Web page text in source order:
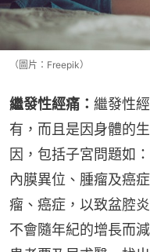
（圖片：Freepik）
繼發性經痛： 繼發性
有，而且是因身體的
因，包括子宮問題如
內膜異位、腫瘤及癌
瘤、癌症，以致盆腔
不會隨年紀的增長而